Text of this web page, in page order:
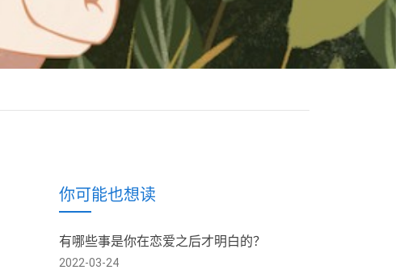
你可能也想读
有哪些事是你在恋爱之后才明白的？
2022-03-24